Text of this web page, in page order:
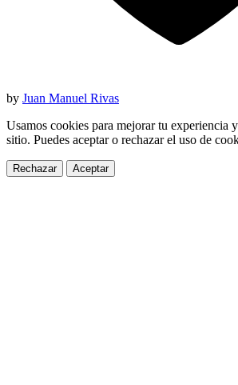
by Juan Manuel Rivas
Usamos cookies para mejorar tu experiencia
sitio. Puedes aceptar o rechazar el uso de
Rechazar Aceptar